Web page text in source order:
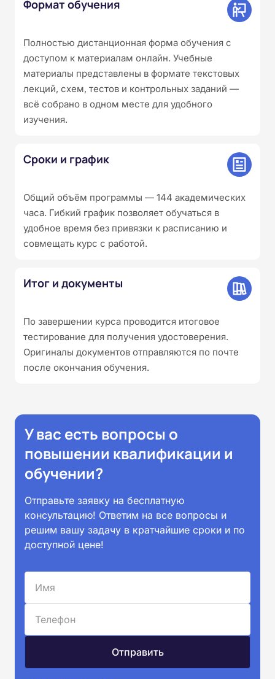
Формат обучения
Полностью дистанционная форма обучения с
доступом к материалам онлайн. Учебные
материалы представлены в формате текстовых
лекций, схем, тестов и контрольных заданий —
всё собрано в одном месте для удобного
изучения.
Сроки и график
Общий объём программы — 144 академических
часа. Гибкий график позволяет обучаться в
удобное время без привязки к расписанию и
совмещать курс с работой.
Итог и документы
По завершении курса проводится итоговое
тестирование для получения удостоверения.
Оригиналы документов отправляются по почте
после окончания обучения.
У вас есть вопросы о
повышении квалификации и
обучении?
Отправьте заявку на бесплатную
консультацию! Ответим на все вопросы и
решим вашу задачу в кратчайшие сроки и по
доступной цене!